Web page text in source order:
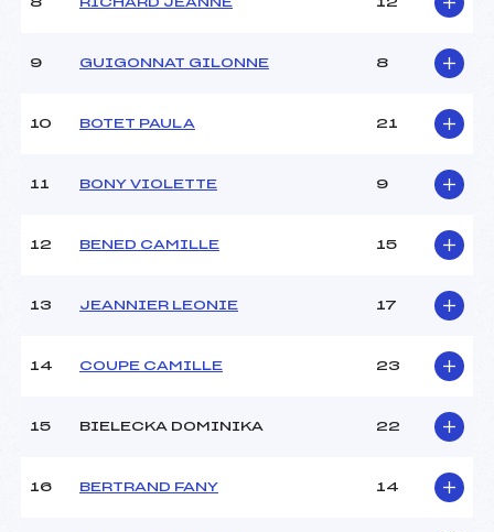
8 RICHARD JEANNE 12
9 GUIGONNAT GILONNE 8
10 BOTET PAULA 21
11 BONY VIOLETTE 9
12 BENED CAMILLE 15
13 JEANNIER LEONIE 17
14 COUPE CAMILLE 23
15 BIELECKA DOMINIKA 22
16 BERTRAND FANY 14